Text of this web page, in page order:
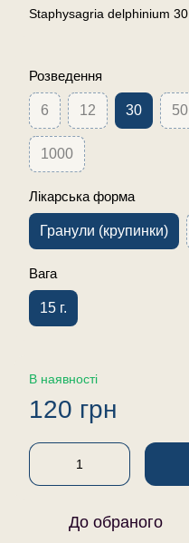
Staphysagria delphinium 30
Розведення
6 12 30 50
1000
Лікарська форма
Гранули (крупинки)
Вага
15 г.
В наявності
120 грн
До обраного